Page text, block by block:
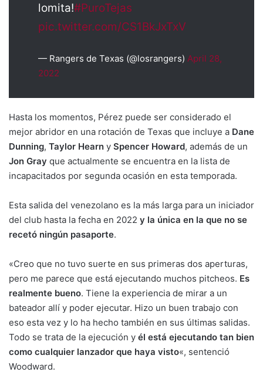
lomita!#PuroTejas
pic.twitter.com/CS1BkJxTxV
— Rangers de Texas (@losrangers) April 28,
2022
Hasta los momentos, Pérez puede ser considerado el
mejor abridor en una rotación de Texas que incluye a Dane
Dunning, Taylor Hearn y Spencer Howard, además de un
Jon Gray que actualmente se encuentra en la lista de
incapacitados por segunda ocasión en esta temporada.
Esta salida del venezolano es la más larga para un iniciador
del club hasta la fecha en 2022 y la única en la que no se
recetó ningún pasaporte.
«Creo que no tuvo suerte en sus primeras dos aperturas,
pero me parece que está ejecutando muchos pitcheos. Es
realmente bueno. Tiene la experiencia de mirar a un
bateador allí y poder ejecutar. Hizo un buen trabajo con
eso esta vez y lo ha hecho también en sus últimas salidas.
Todo se trata de la ejecución y él está ejecutando tan bien
como cualquier lanzador que haya visto«, sentenció
Woodward.